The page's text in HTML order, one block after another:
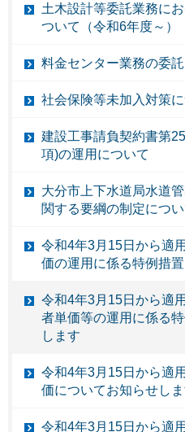
土木設計等委託業務に
ついて（令和6年度～）
料金センター業務の委
社会保険等未加入対策
建設工事請負契約書第
項)の運用について
大分市上下水道局水道
関する要綱の制定につ
令和4年3月15日から適
価の運用に係る特例措
令和4年3月15日から適
者単価等の運用に係る
します
令和4年3月15日から適
価についてお知らせし
令和4年3月15日から適